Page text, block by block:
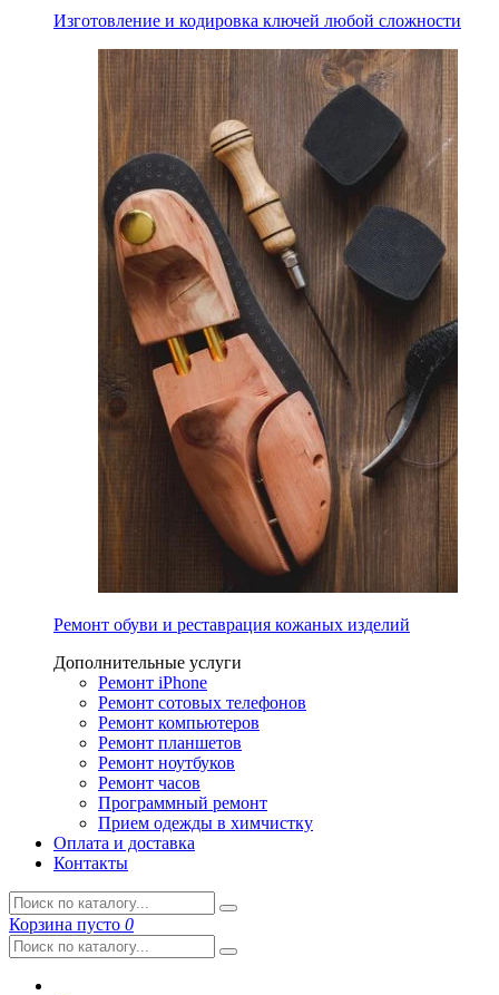
Изготовление и кодировка ключей любой сложности
Ремонт обуви и реставрация кожаных изделий
Дополнительные услуги
Ремонт iPhone
Ремонт сотовых телефонов
Ремонт компьютеров
Ремонт планшетов
Ремонт ноутбуков
Ремонт часов
Программный ремонт
Прием одежды в химчистку
Оплата и доставка
Контакты
Корзина пусто 0